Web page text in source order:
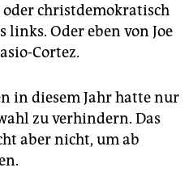
christdemokratisch
Oder eben von Joe
Cortez.
in diesem Jahr hatte nur
zu verhindern. Das
aber nicht, um ab